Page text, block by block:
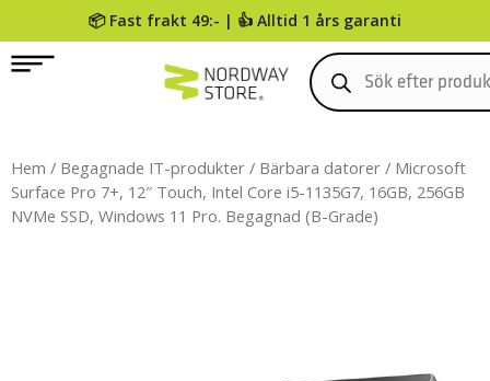
📦 Fast frakt 49:- | 👍 Alltid 1 års garanti
0
Hem / Begagnade IT-produkter / Bärbara datorer / Microsoft
Surface Pro 7+, 12″ Touch, Intel Core i5-1135G7, 16GB, 256GB
NVMe SSD, Windows 11 Pro. Begagnad (B-Grade)